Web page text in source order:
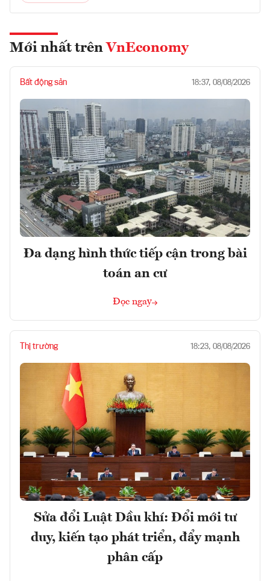
Mới nhất trên VnEconomy
Bất động sản 18:37, 08/08/2026
Đa dạng hình thức tiếp cận trong bài
toán an cư
Đọc ngay
Thị trường 18:23, 08/08/2026
Sửa đổi Luật Dầu khí: Đổi mới tư
duy, kiến tạo phát triển, đẩy mạnh
phân cấp